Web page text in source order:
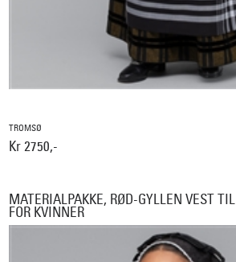
TROMSØ
Kr 2750,-
MATERIALPAKKE, RØD-GYLLEN VEST
FOR KVINNER